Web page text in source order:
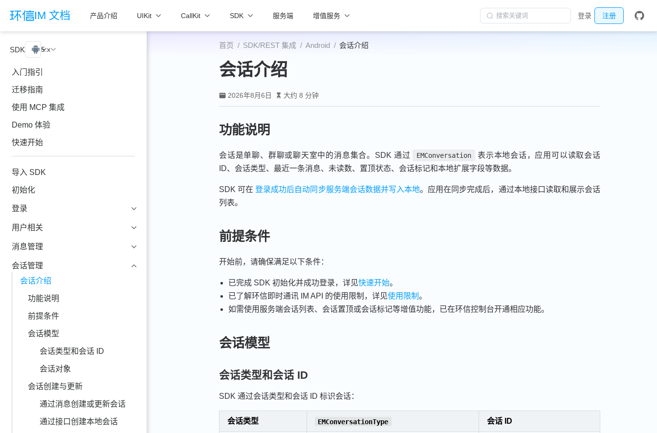
IM 文档 产品介绍 UIKit CallKit SDK 服务端 增值服务 搜索关键词 登录 注册
SDK Android
5.x
入门指引
迁移指南
使用 MCP 集成
Demo 体验
快速开始
导入 SDK
初始化
登录
用户相关
消息管理
会话管理
会话介绍
功能说明
前提条件
会话模型
会话类型和会话 ID
会话对象
会话创建与更新
通过消息创建或更新会话
通过接口创建本地会话
首页 SDK/REST 集成 Android 会话介绍
会话介绍
2026年8月6日 大约 8 分钟
功能说明
会话是单聊、群聊或聊天室中的消息集合。SDK 通过 EMConversation
表示本地会话，应用可以读取会话
ID、会话类型、最近一条消息、未读数、置顶状态、会话标记和本地扩展字段等数据。
SDK 可在登录成功后自动同步服务端会话数据并写入本地。应用在同步完成后，通过本地接口读取和展示会话
列表。
前提条件
开始前，请确保满足以下条件：
已完成 SDK 初始化并成功登录，详见快速开始。
已了解环信即时通讯 IM API 的使用限制，详见使用限制。
如需使用服务端会话列表、会话置顶或会话标记等增值功能，已在环信控制台开通相应功能。
会话模型
会话类型和会话 ID
SDK 通过会话类型和会话 ID 标识会话：
会话类型 EMConversationType 会话 ID